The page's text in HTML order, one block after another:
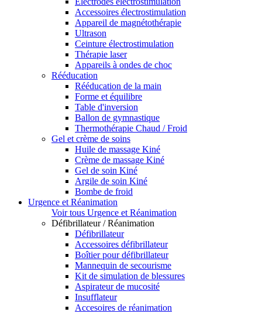
Accessoires électrostimulation
Appareil de magnétothérapie
Ultrason
Ceinture électrostimulation
Thérapie laser
Appareils à ondes de choc
Rééducation
Rééducation de la main
Forme et équilibre
Table d'inversion
Ballon de gymnastique
Thermothérapie Chaud / Froid
Gel et crème de soins
Huile de massage Kiné
Crème de massage Kiné
Gel de soin Kiné
Argile de soin Kiné
Bombe de froid
Urgence et Réanimation
Voir tous Urgence et Réanimation
Défibrillateur / Réanimation
Défibrillateur
Accessoires défibrillateur
Boîtier pour défibrillateur
Mannequin de secourisme
Kit de simulation de blessures
Aspirateur de mucosité
Insufflateur
Accesoires de réanimation